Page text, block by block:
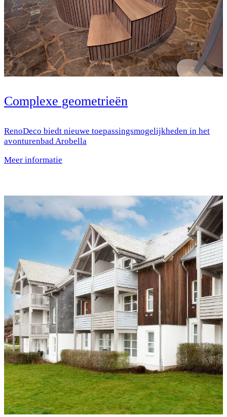
Complexe geometrieën
RenoDeco biedt nieuwe toepassingsmogelijkheden in het
avonturenbad Arobella
Meer informatie